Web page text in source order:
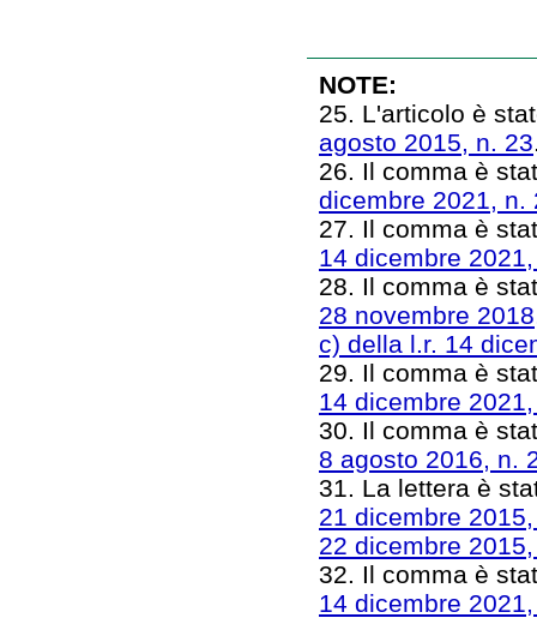
NOTE:
25. L'articolo è
agosto 2015, n. 23
26. Il comma è
dicembre 2021, n.
27. Il comma è
14 dicembre
28. Il comma è
28 novembre
c) della l.r. 14
29. Il comma è
14 dicembre
30. Il comma è
8 agosto 2016, n.
31. La lettera è
21 dicembre
22 dicembre
32. Il comma è
14 dicembre